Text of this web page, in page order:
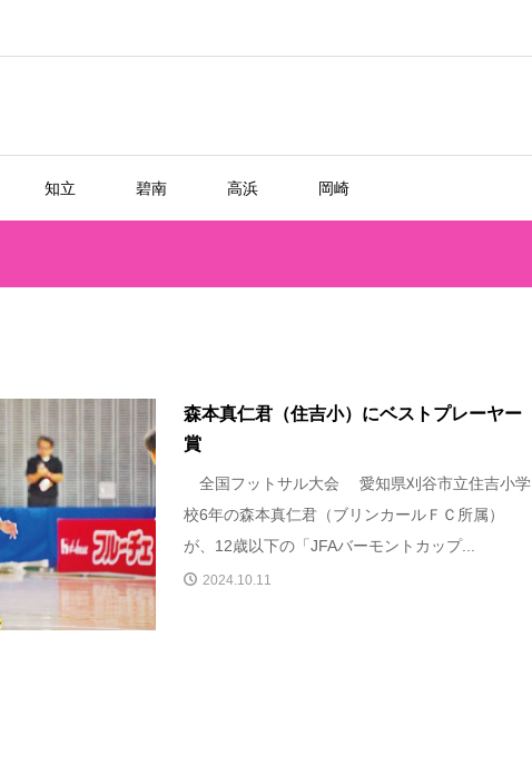
知立 碧南 高浜 岡崎
森本真仁君（住吉小）にベストプレーヤー
賞
全国フットサル大会 愛知県刈谷市立住吉小学
校6年の森本真仁君（ブリンカールＦＣ所属）
が、12歳以下の「JFAバーモントカップ...
2024.10.11